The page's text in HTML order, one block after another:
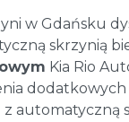
w Gdańsku
skrzynią
Kia Rio
automatyczną